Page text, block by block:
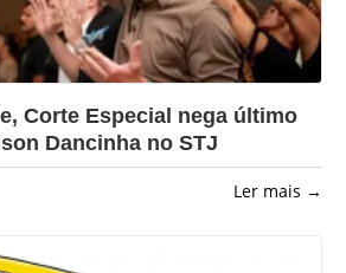
Corte Especial nega último
Dancinha no STJ
Ler mais →